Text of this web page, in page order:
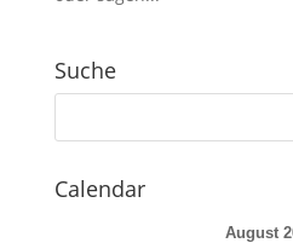
Suche
Calendar
August